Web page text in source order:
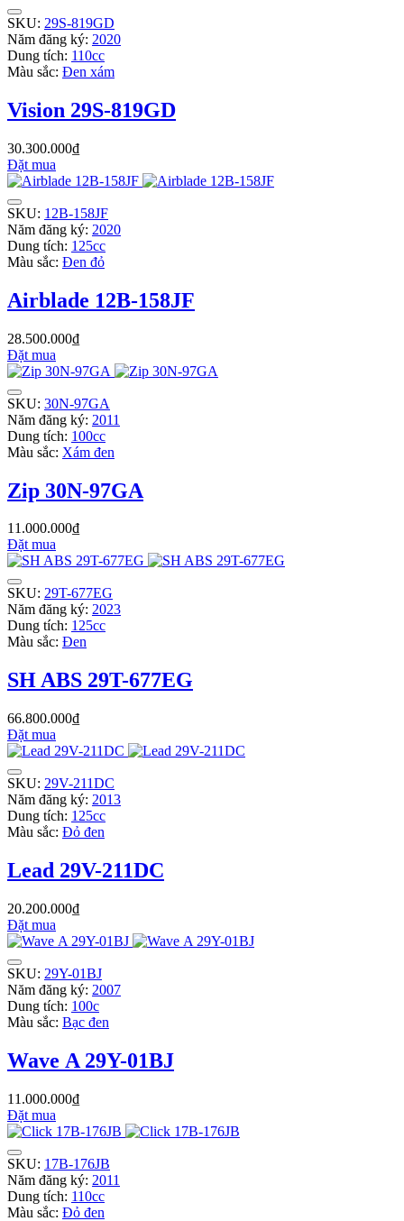
SKU: 29S-819GD
Năm đăng ký: 2020
Dung tích: 110cc
Màu sắc: Đen xám
Vision 29S-819GD
30.300.000₫
Đặt mua
SKU: 12B-158JF
Năm đăng ký: 2020
Dung tích: 125cc
Màu sắc: Đen đỏ
Airblade 12B-158JF
28.500.000₫
Đặt mua
SKU: 30N-97GA
Năm đăng ký: 2011
Dung tích: 100cc
Màu sắc: Xám đen
Zip 30N-97GA
11.000.000₫
Đặt mua
SKU: 29T-677EG
Năm đăng ký: 2023
Dung tích: 125cc
Màu sắc: Đen
SH ABS 29T-677EG
66.800.000₫
Đặt mua
SKU: 29V-211DC
Năm đăng ký: 2013
Dung tích: 125cc
Màu sắc: Đỏ đen
Lead 29V-211DC
20.200.000₫
Đặt mua
SKU: 29Y-01BJ
Năm đăng ký: 2007
Dung tích: 100c
Màu sắc: Bạc đen
Wave A 29Y-01BJ
11.000.000₫
Đặt mua
SKU: 17B-176JB
Năm đăng ký: 2011
Dung tích: 110cc
Màu sắc: Đỏ đen